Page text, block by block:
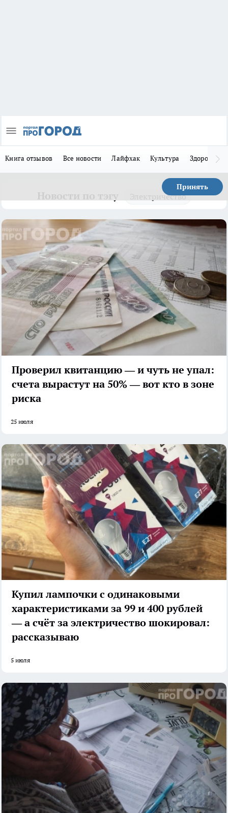
Книга отзывов Все новости Лайфхак Культура Здоровье
Принять
Электричество
Проверил квитанцию — и чуть не упал:
счета вырастут на 50% — вот кто в зоне
риска
25 июля
Купил лампочки с одинаковыми
характеристиками за 99 и 400 рублей
— а счёт за электричество шокировал:
рассказываю
5 июля